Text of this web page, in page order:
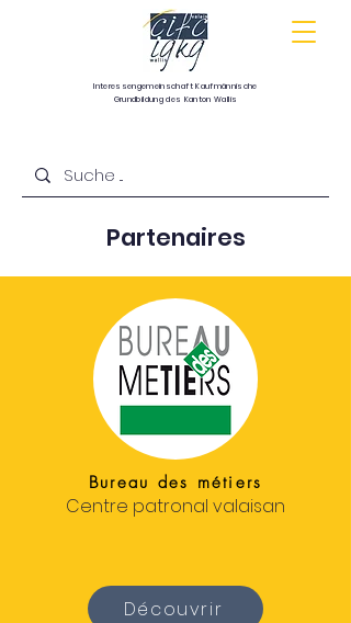
InteressengemeinschaftKaufmännische
Grundbildungdes Kanton Wallis
Partenaires
Bureau des métiers
Centre patronal valaisan
Découvrir